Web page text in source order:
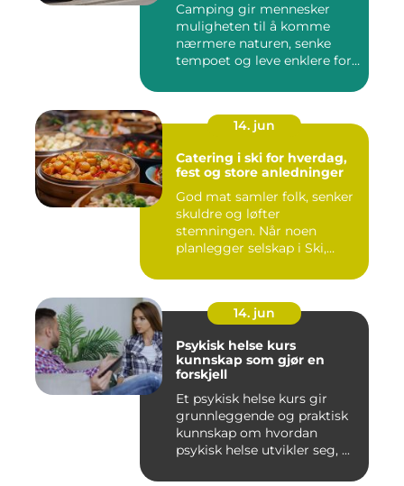
Camping gir mennesker
muligheten til å komme
nærmere naturen, senke
tempoet og leve enklere for
14. jun
Catering i ski for hverdag,
fest og store anledninger
God mat samler folk, senker
skuldre og løfter
stemningen. Når noen
planlegger selskap i Ski,
14. jun
Psykisk helse kurs
kunnskap som gjør en
forskjell
Et psykisk helse kurs gir
grunnleggende og praktisk
kunnskap om hvordan
psykisk helse utvikler seg, ...